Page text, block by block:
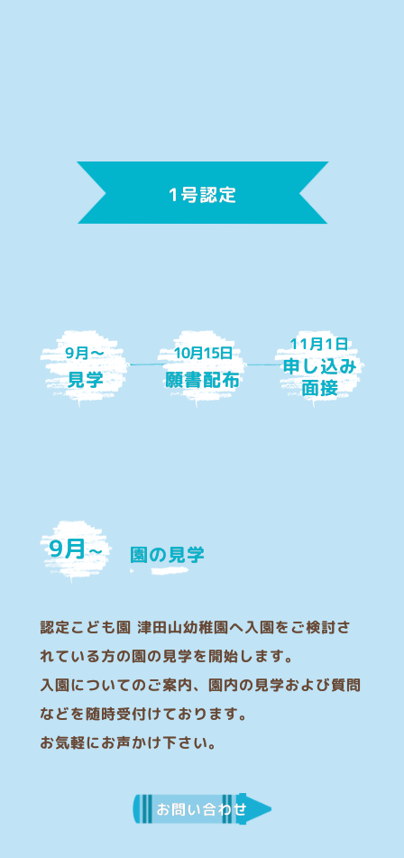
1号認定
9月〜
見学
10月15日
願書配布
11月1日
申し込み
面接
9月〜 園の見学
認定こども園 津田山幼稚園へ入園をご検討さ
れている方の園の見学を開始します。
入園についてのご案内、園内の見学および質問
などを随時受付けております。
お気軽にお声かけ下さい。
お問い合わせ